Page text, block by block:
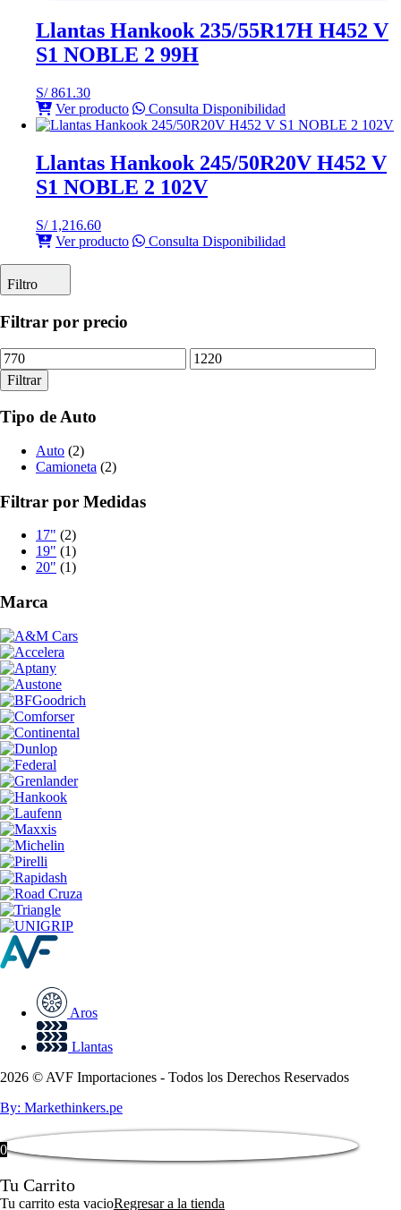
Llantas Hankook 235/55R17H H452 V
S1 NOBLE 2 99H
S/861.30
Ver producto
Consulta Disponibilidad
Llantas Hankook 245/50R20V H452 V
S1 NOBLE 2 102V
S/1,216.60
Ver producto
Consulta Disponibilidad
Filtro
Filtrar por precio
Precio
mínimo
Precio
máximo
Filtrar
Tipo de Auto
Auto (2)
Camioneta (2)
Filtrar por Medidas
17" (2)
19" (1)
20" (1)
Marca
Aros
Llantas
2026 © AVF Importaciones - Todos los Derechos Reservados
By: Markethinkers.pe
0
Tu Carrito
Tu carrito esta vacioRegresar a la tienda